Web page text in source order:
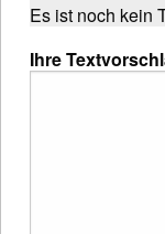
Es ist noch kein
Ihre